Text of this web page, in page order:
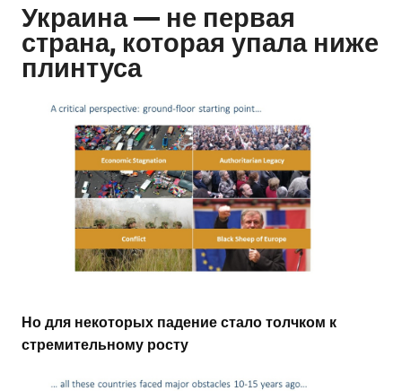
Украина — не первая
страна, которая упала ниже
плинтуса
Но для некоторых падение стало толчком к
стремительному росту